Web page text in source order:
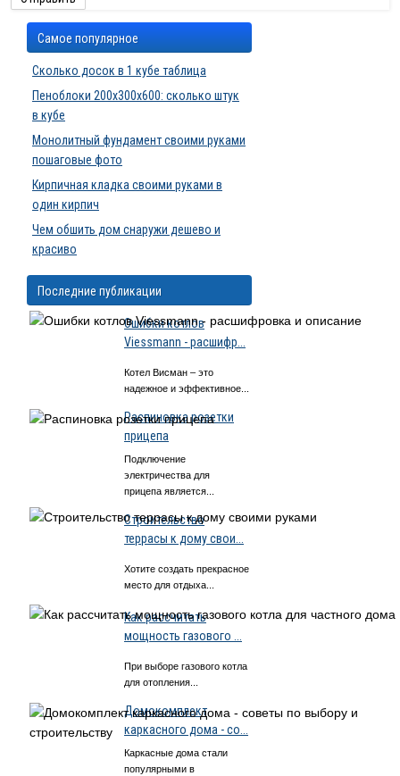
Самое популярное
Сколько досок в 1 кубе таблица
Пеноблоки 200х300х600: сколько штук
в кубе
Монолитный фундамент своими руками
пошаговые фото
Кирпичная кладка своими руками в
один кирпич
Чем обшить дом снаружи дешево и
красиво
Последние публикации
Ошибки котлов
Viessmann - расшифр...
Котел Висман – это
надежное и эффективное...
Распиновка розетки
прицепа
Подключение
электричества для
прицепа является...
Строительство
террасы к дому свои...
Хотите создать прекрасное
место для отдыха...
Как рассчитать
мощность газового ...
При выборе газового котла
для отопления...
Домокомплект
каркасного дома - со...
Каркасные дома стали
популярными в